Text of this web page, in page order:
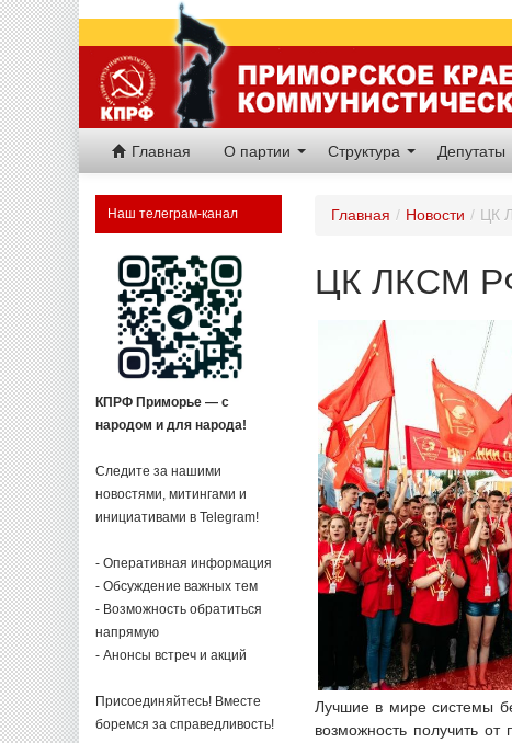
Главная О партии Структура Депутаты
Наш телеграм-канал
КПРФ Приморье — с
народом и для народа!
Следите за нашими
новостями, митингами и
инициативами в Telegram!
- Оперативная информация
- Обсуждение важных тем
- Возможность обратиться
напрямую
- Анонсы встреч и акций
Присоединяйтесь! Вместе
боремся за справедливость!
Главная / Новости / ЦК
ЦК ЛКСМ
Лучшие в мире системы
возможность получить